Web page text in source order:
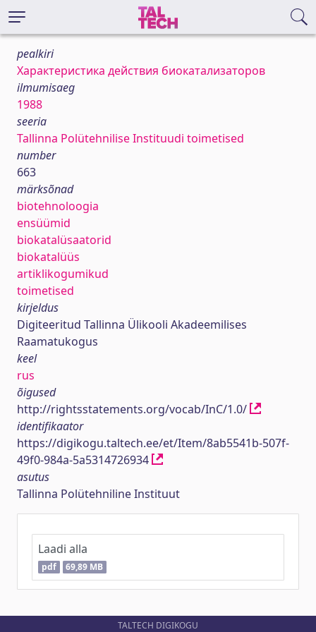
pealkiri
Характеристика действия биокатализаторов
ilmumisaeg
1988
seeria
Tallinna Polütehnilise Instituudi toimetised
number
663
märksõnad
biotehnoloogia
ensüümid
biokatalüsaatorid
biokatalüüs
artiklikogumikud
toimetised
kirjeldus
Digiteeritud Tallinna Ülikooli Akadeemilises
Raamatukogus
keel
rus
õigused
http://rightsstatements.org/vocab/InC/1.0/
identifikaator
https://digikogu.taltech.ee/et/Item/8ab5541b-507f-
49f0-984a-5a5314726934
asutus
Tallinna Polütehniline Instituut
Laadi alla
pdf 69,89 MB
TALTECH DIGIKOGU